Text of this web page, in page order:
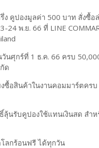
คูปองมูลค่า 500 บาท สั่งซื้อ
24 พ.ย. 66 ที่ LINE
วันศุกร์ที่ 1 ธ.ค. 66 ครบ
ด
ซื้อสินค้าในงานคอมมาร์ตคร
นรับคูปองใช้แทนเงินสด สำ
ลกร้อนฟรี ได้ทุกวัน